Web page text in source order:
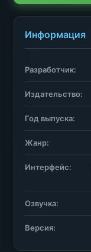
Информация
Разработчик:
Издательство:
Год выпуска:
Жанр:
Интерфейс:
Озвучка:
Версия: